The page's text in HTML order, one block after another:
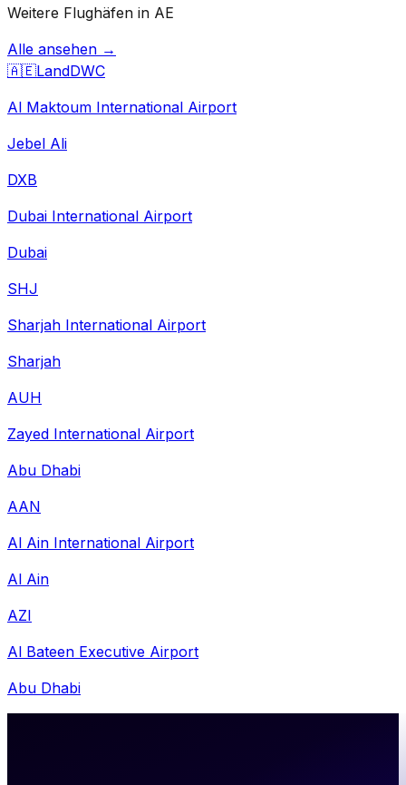
Weitere Flughäfen in AE
Alle ansehen →
🇦🇪LandDWC
Al Maktoum International Airport
Jebel Ali
DXB
Dubai International Airport
Dubai
SHJ
Sharjah International Airport
Sharjah
AUH
Zayed International Airport
Abu Dhabi
AAN
Al Ain International Airport
Al Ain
AZI
Al Bateen Executive Airport
Abu Dhabi